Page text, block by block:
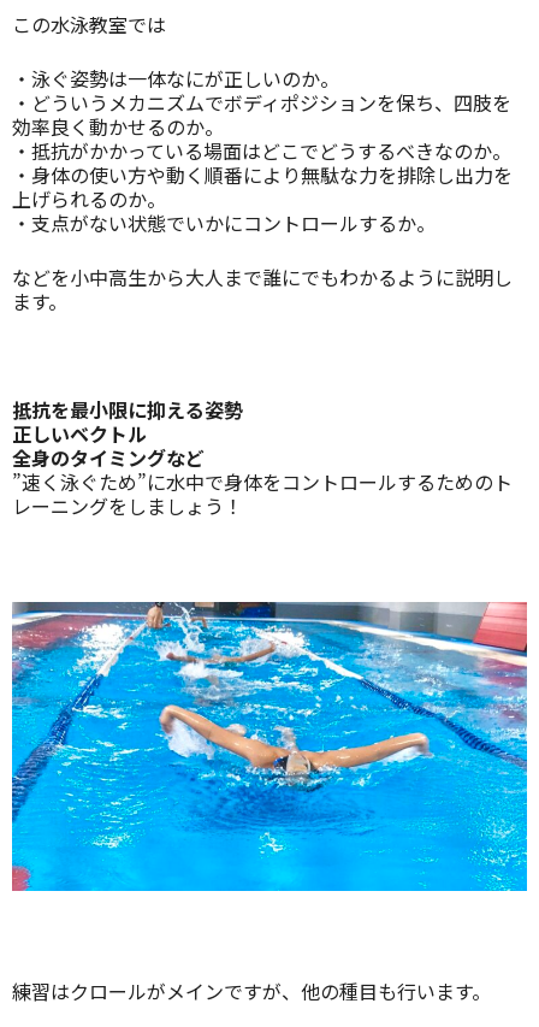
この水泳教室では
・泳ぐ姿勢は一体なにが正しいのか。
・どういうメカニズムでボディポジションを保ち、四肢を
効率良く動かせるのか。
・抵抗がかかっている場面はどこでどうするべきなのか。
・身体の使い方や動く順番により無駄な力を排除し出力を
上げられるのか。
・支点がない状態でいかにコントロールするか。
などを小中高生から大人まで誰にでもわかるように説明し
ます。
抵抗を最小限に抑える姿勢
正しいベクトル
全身のタイミングなど
”速く泳ぐため”に水中で身体をコントロールするためのト
レーニングをしましょう！
練習はクロールがメインですが、他の種目も行います。